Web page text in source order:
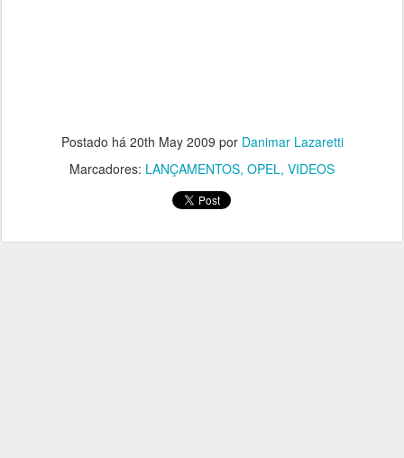
Postado há 20th May 2009 por Danimar Lazaretti
Marcadores: LANÇAMENTOS OPEL VIDEOS